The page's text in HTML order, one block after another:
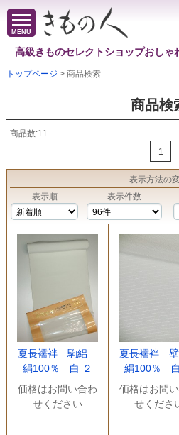
MENU
高級きものセレクトショップおしゃ
トップページ > 商品検索
商品検
商品数:11
1
表示方法の
表示順
表示件数
夏長襦袢 駒絽
絹100％ 白 ２
価格はお問い合わ
せください
夏長襦袢
絹100％ 白
価格はお問
せくださ